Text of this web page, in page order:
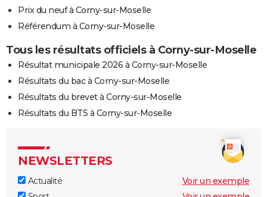
Prix du neuf à Corny-sur-Moselle
Référendum à Corny-sur-Moselle
Tous les résultats officiels à Corny-sur-Moselle
Résultat municipale 2026 à Corny-sur-Moselle
Résultats du bac à Corny-sur-Moselle
Résultats du brevet à Corny-sur-Moselle
Résultats du BTS à Corny-sur-Moselle
NEWSLETTERS
Actualité
Voir un exemple